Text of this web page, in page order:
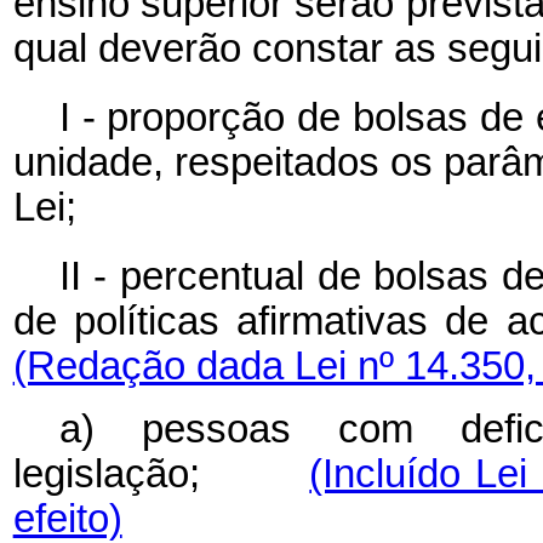
qual deverão constar as
I - proporção de bolsas
unidade, respeitados os
Lei;
II - percentual de bolsas
de políticas afirmativas
(Redação dada Lei nº
a) pessoas com
legislação; (Incluído Lei
efeito)